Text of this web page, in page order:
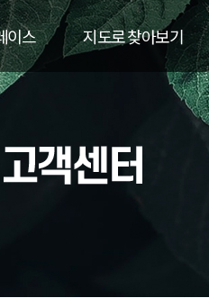
이스 지도로 찾아보기